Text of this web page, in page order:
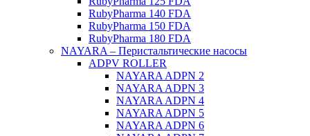
RubyPharma 140 FDA
RubyPharma 150 FDA
RubyPharma 180 FDA
NAYARA – Перистальтические насосы
ADPV ROLLER
NAYARA ADPN 2
NAYARA ADPN 3
NAYARA ADPN 4
NAYARA ADPN 5
NAYARA ADPN 6